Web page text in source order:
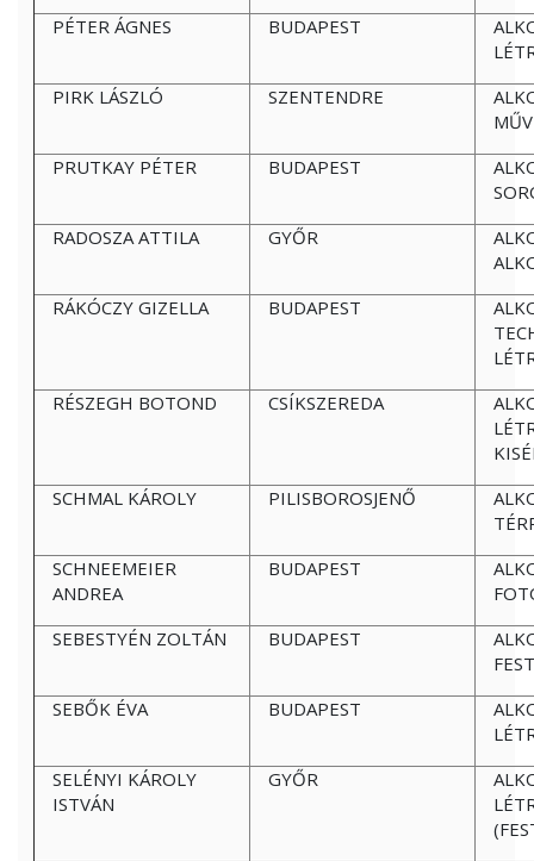
PÉTER ÁGNES BUDAPEST
PIRK LÁSZLÓ
SZENTENDRE
PRUTKAY PÉTER
BUDAPEST
RADOSZA ATTILA
GYŐR
RÁKÓCZY GIZELLA
BUDAPEST
RÉSZEGH BOTOND
CSÍKSZEREDA
SCHMAL KÁROLY
PILISBOROSJENŐ
SCHNEEMEIER
ANDREA
BUDAPEST
SEBESTYÉN ZOLTÁN
BUDAPEST
SEBŐK ÉVA
BUDAPEST
SELÉNYI KÁROLY
ISTVÁN
GYŐR